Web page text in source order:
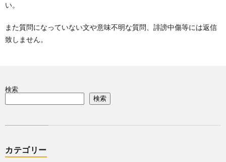
い。
また質問になっていない文や意味不明な質問、誹謗中傷等には返信
致しません。
検索
検索
カテゴリー